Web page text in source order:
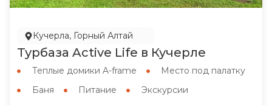
Кучерла, Горный Алтай
Турбаза Active Life в Кучерле
Теплые домики A-frame
Место под палатку
Баня
Питание
Экскурсии